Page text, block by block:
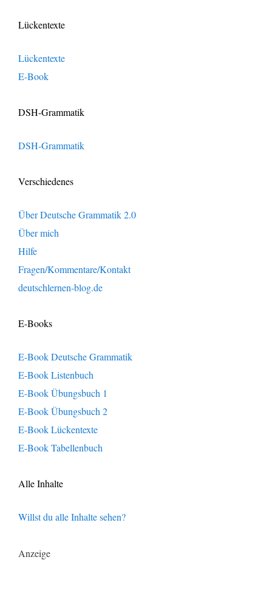
Lückentexte
Lückentexte
E-Book
DSH-Grammatik
DSH-Grammatik
Verschiedenes
Über Deutsche Grammatik 2.0
Über mich
Hilfe
Fragen/Kommentare/Kontakt
deutschlernen-blog.de
E-Books
E-Book Deutsche Grammatik
E-Book Listenbuch
E-Book Übungsbuch 1
E-Book Übungsbuch 2
E-Book Lückentexte
E-Book Tabellenbuch
Alle Inhalte
Willst du alle Inhalte sehen?
Anzeige